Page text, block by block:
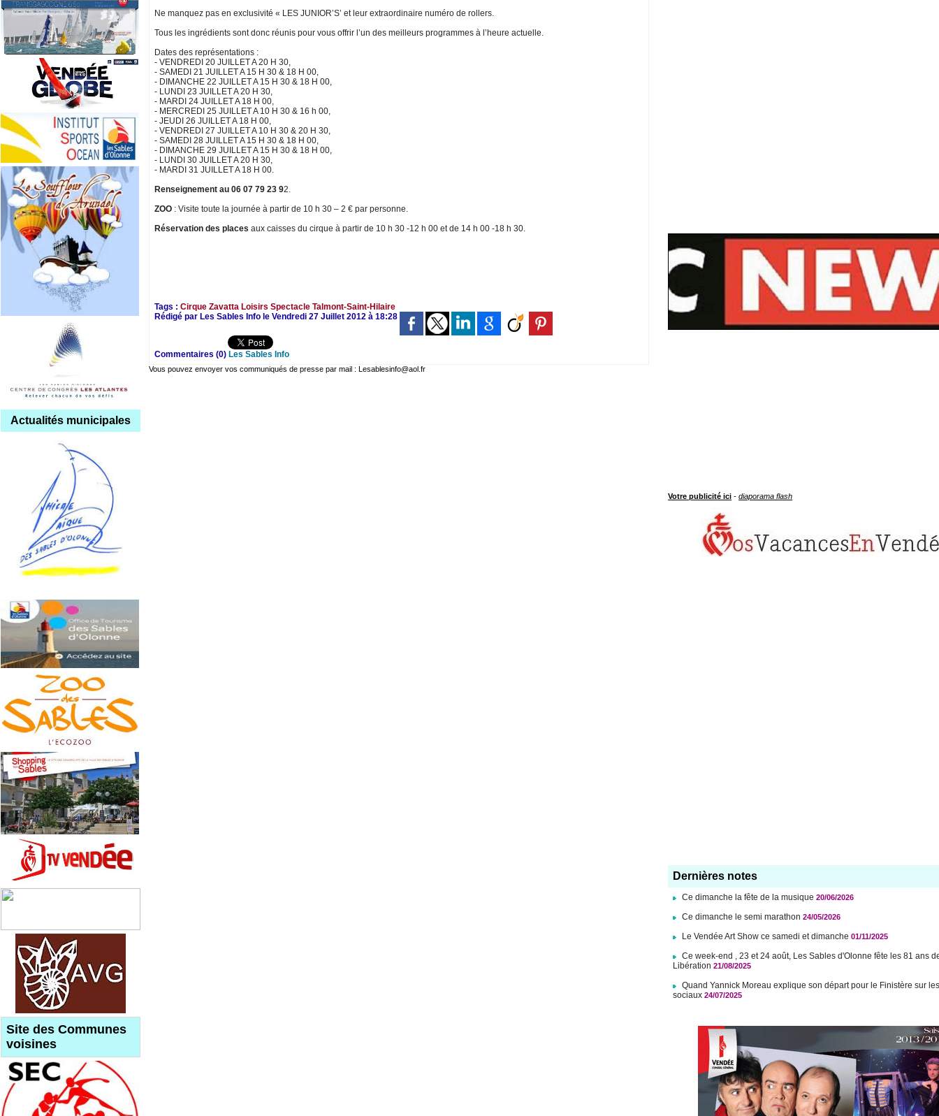
Actualités municipales
Site des Communes
voisines
Ne manquez pas en exclusivité « LES JUNIOR’S’ et leur extraordinaire numéro de rollers.
Tous les ingrédients sont donc réunis pour vous offrir l’un des meilleurs programmes à l’heure actuelle.
Dates des représentations :
- VENDREDI 20 JUILLET A 20 H 30,
- SAMEDI 21 JUILLET A 15 H 30 & 18 H 00,
- DIMANCHE 22 JUILLET A 15 H 30 & 18 H 00,
- LUNDI 23 JUILLET A 20 H 30,
- MARDI 24 JUILLET A 18 H 00,
- MERCREDI 25 JUILLET A 10 H 30 & 16 h 00,
- JEUDI 26 JUILLET A 18 H 00,
- VENDREDI 27 JUILLET A 10 H 30 & 20 H 30,
- SAMEDI 28 JUILLET A 15 H 30 & 18 H 00,
- DIMANCHE 29 JUILLET A 15 H 30 & 18 H 00,
- LUNDI 30 JUILLET A 20 H 30,
- MARDI 31 JUILLET A 18 H 00.
Renseignement au 06 07 79 23 92.
ZOO : Visite toute la journée à partir de 10 h 30 – 2 € par personne.
Réservation des places aux caisses du cirque à partir de 10 h 30 -12 h 00 et de 14 h 00 -18 h 30.
Tags :Cirque Zavatta Loisirs Spectacle Talmont-Saint-Hilaire
Rédigé par Les Sables Info le Vendredi 27 Juillet 2012 à 18:28
Commentaires (0) Les Sables Info
Vous pouvez envoyer vos communiqués de presse par mail : Lesablesinfo@aol.fr
Votre publicité ici -diaporama flash
Dernières notes
Ce dimanche la fête de la musique 20/06/2026
Ce dimanche le semi marathon24/05/2026
Le Vendée Art Show ce samedi et dimanche 01/11/2025
Ce week-end , 23 et 24 août, Les Sables d'Olonne fête les 81 ans
Libération21/08/2025
Quand Yannick Moreau explique son départ pour le Finistère sur
sociaux 24/07/2025